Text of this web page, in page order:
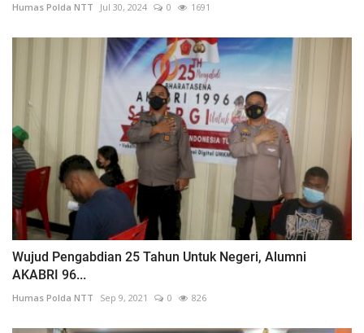
Humas Polda NTT Jul 30, 2024 0 1691
Wujud Pengabdian 25 Tahun Untuk Negeri, Alumni
AKABRI 96...
Humas Polda NTT Sep 9, 2021 0 826